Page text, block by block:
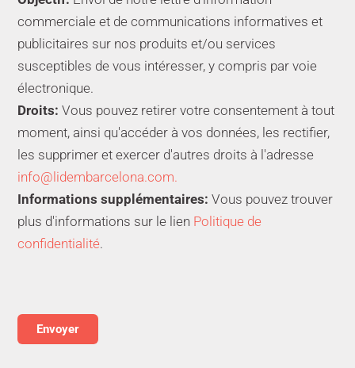
commerciale et de communications informatives et
publicitaires sur nos produits et/ou services
susceptibles de vous intéresser, y compris par voie
électronique.
Droits: Vous pouvez retirer votre consentement à tout
moment, ainsi qu'accéder à vos données, les rectifier,
les supprimer et exercer d'autres droits à l'adresse
info@lidembarcelona.com.
Informations supplémentaires: Vous pouvez trouver
plus d'informations sur le lien Politique de
confidentialité.